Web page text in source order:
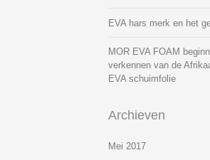
EVA hars merk en het
MOR EVA FOAM
verkennen van de
EVA schuimfolie
Archieven
Mei 2017